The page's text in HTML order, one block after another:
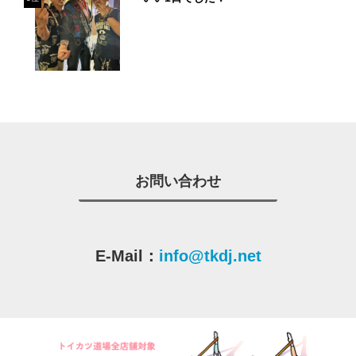
お問い合わせ
E-Mail： info@tkdj.net